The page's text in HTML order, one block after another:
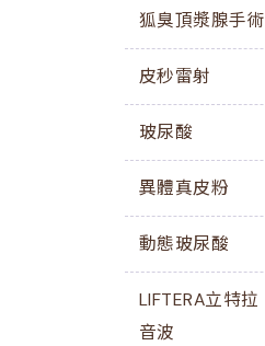
狐臭頂漿腺手術
皮秒雷射
玻尿酸
異體真皮粉
動態玻尿酸
LIFTERA立特拉
音波